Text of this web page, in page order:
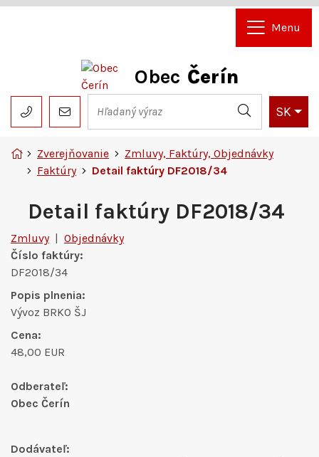
Obec Čerín
048/4192204pavel.kmet@cerin.sk
Hľadaný výraz
Hľadať SK
Menu
Úvodná stránka
Zverejňovanie
Zmluvy, Faktúry, Objednávky
Faktúry
Detail faktúry DF2018/34
Detail faktúry DF2018/34
Zmluvy| Objednávky
Číslo faktúry:
DF2018/34
Popis plnenia:
Vývoz BRKO ŠJ
Cena:
48,00 EUR
Odberateľ:
Obec Čerín
Dodávateľ: